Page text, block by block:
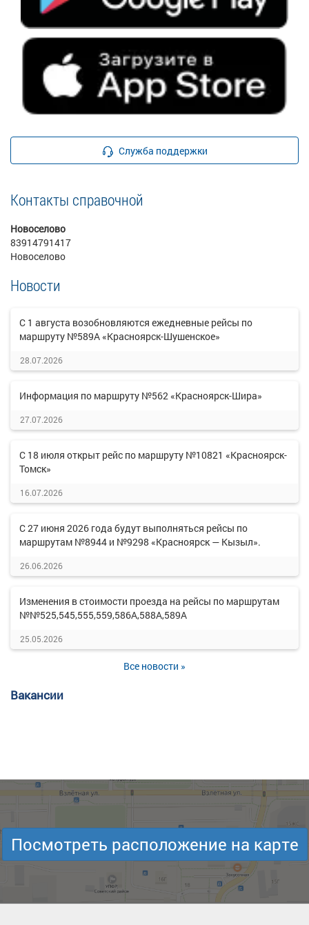
Служба поддержки
Контакты справочной
Новоселово
83914791417
Новоселово
Новости
С 1 августа возобновляются ежедневные рейсы по
маршруту №589А «Красноярск-Шушенское»
28.07.2026
Информация по маршруту №562 «Красноярск-Шира»
27.07.2026
С 18 июля открыт рейс по маршруту №10821 «Красноярск-
Томск»
16.07.2026
С 27 июня 2026 года будут выполняться рейсы по
маршрутам №8944 и №9298 «Красноярск — Кызыл».
26.06.2026
Изменения в стоимости проезда на рейсы по маршрутам
№№525,545,555,559,586А,588А,589А
25.05.2026
Все новости »
Вакансии
Посмотреть расположение на карте